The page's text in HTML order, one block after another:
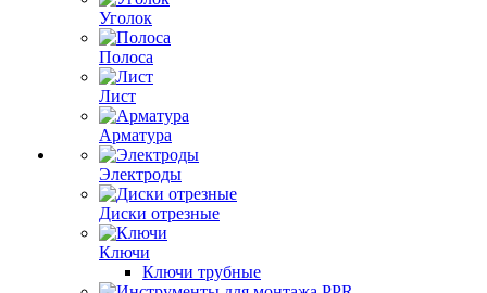
Уголок
Полоса
Лист
Арматура
Электроды
Диски отрезные
Ключи
Ключи трубные